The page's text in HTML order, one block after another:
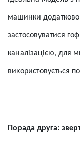
машинки
застосовуватися
каналізацією, для
використовується
Порада друга: